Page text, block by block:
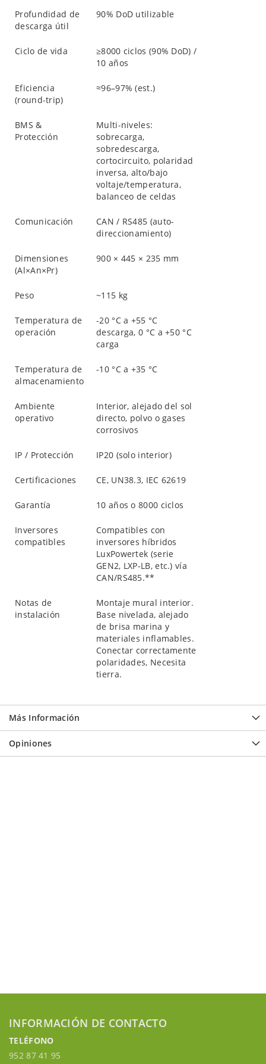
Profundidad de
descarga útil
90% DoD utilizable
Ciclo de vida
≥8000 ciclos (90% DoD) /
10 años
Eficiencia
(round-trip)
≈96–97% (est.)
BMS &
Protección
Multi-niveles:
sobrecarga,
sobredescarga,
cortocircuito, polaridad
inversa, alto/bajo
voltaje/temperatura,
balanceo de celdas
Comunicación
CAN / RS485 (auto-
direccionamiento)
Dimensiones
(Al×An×Pr)
900 × 445 × 235 mm
Peso ~115 kg
Temperatura de
operación
-20 °C a +55 °C
descarga, 0 °C a +50 °C
carga
Temperatura de
almacenamiento
-10 °C a +35 °C
Ambiente
operativo
Interior, alejado del sol
directo, polvo o gases
corrosivos
IP / Protección IP20 (solo interior)
Certificaciones CE, UN38.3, IEC 62619
Garantía 10 años o 8000 ciclos
Inversores
compatibles
Compatibles con
inversores híbridos
LuxPowertek (serie
GEN2, LXP-LB, etc.) vía
CAN/RS485.**
Notas de
instalación
Montaje mural interior.
Base nivelada, alejado
de brisa marina y
materiales inflamables.
Conectar correctamente
polaridades, Necesita
tierra.
Más Información
Opiniones
INFORMACIÓN DE CONTACTO
TELÉFONO
952 87 41 95